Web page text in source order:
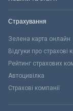
Страхування
Зелена карта онлайн
Відгуки про страхові
Рейтинг страхових
Автоцивілка
Страхові компанії